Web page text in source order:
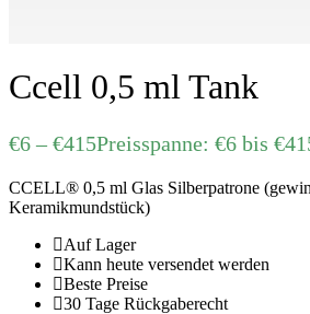
Ccell 0,5 ml Tank
€6 –€415Preisspanne: €6 bis
CCELL® 0,5 ml Glas Silberpatrone
Keramikmundstück)
Auf Lager
Kann heute versendet werden
Beste Preise
30 Tage Rückgaberecht